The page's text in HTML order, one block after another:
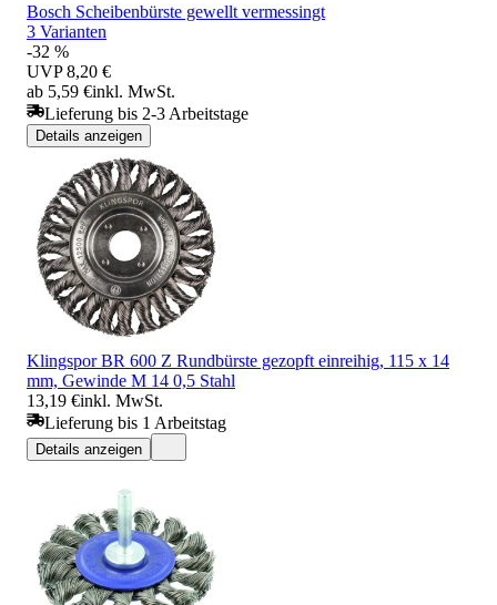
Bosch Scheibenbürste gewellt vermessingt
3 Varianten
-32 %
UVP 8,20 €
ab 5,59 €inkl. MwSt.
Lieferung bis 2-3 Arbeitstage
Details anzeigen
Klingspor BR 600 Z Rundbürste gezopft einreihig, 115 x 14
mm, Gewinde M 14 0,5 Stahl
13,19 €inkl. MwSt.
Lieferung bis 1 Arbeitstag
Details anzeigen